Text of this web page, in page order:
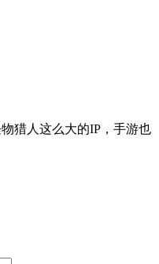
猎人这么大的IP，手游也